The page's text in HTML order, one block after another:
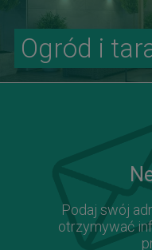
Ogród i
Podaj swój
otrzymywać